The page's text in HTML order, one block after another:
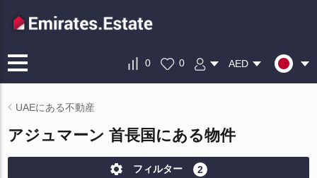
0 0 AED
UAEにある不動産
アジュマーン 首長国にある物件
フィルター 2